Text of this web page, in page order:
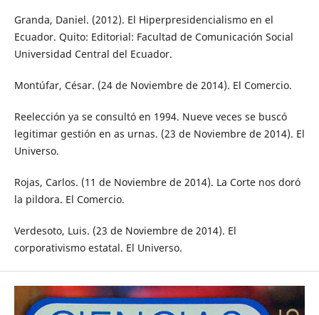
Granda, Daniel. (2012). El Hiperpresidencialismo en el
Ecuador. Quito: Editorial: Facultad de Comunicación Social
Universidad Central del Ecuador.
Montúfar, César. (24 de Noviembre de 2014). El Comercio.
Reelección ya se consultó en 1994. Nueve veces se buscó
legitimar gestión en as urnas. (23 de Noviembre de 2014). El
Universo.
Rojas, Carlos. (11 de Noviembre de 2014). La Corte nos doró
la pildora. El Comercio.
Verdesoto, Luis. (23 de Noviembre de 2014). El
corporativismo estatal. El Universo.